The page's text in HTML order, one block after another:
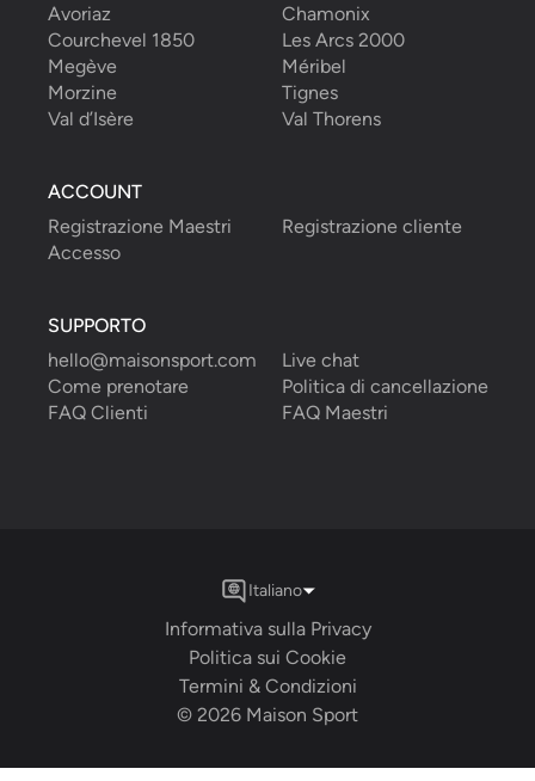
Avoriaz
Chamonix
Courchevel 1850
Les Arcs 2000
Megève
Méribel
Morzine
Tignes
Val d’Isère
Val Thorens
ACCOUNT
Registrazione Maestri
Registrazione cliente
Accesso
SUPPORTO
hello@maisonsport.com
Live chat
Come prenotare
Politica di cancellazione
FAQ Clienti
FAQ Maestri
© 2026 Maison Sport
Termini & Condizioni
Politica sui Cookie
Informativa sulla Privacy
Italiano